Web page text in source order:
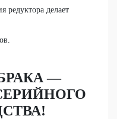
редуктора делает
—